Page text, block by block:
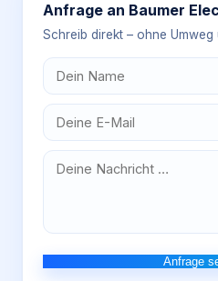
Anfrage an Baumer
Schreib direkt – ohne
Anfrage